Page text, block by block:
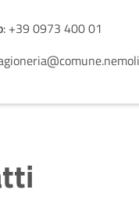
: +39 0973 400 01